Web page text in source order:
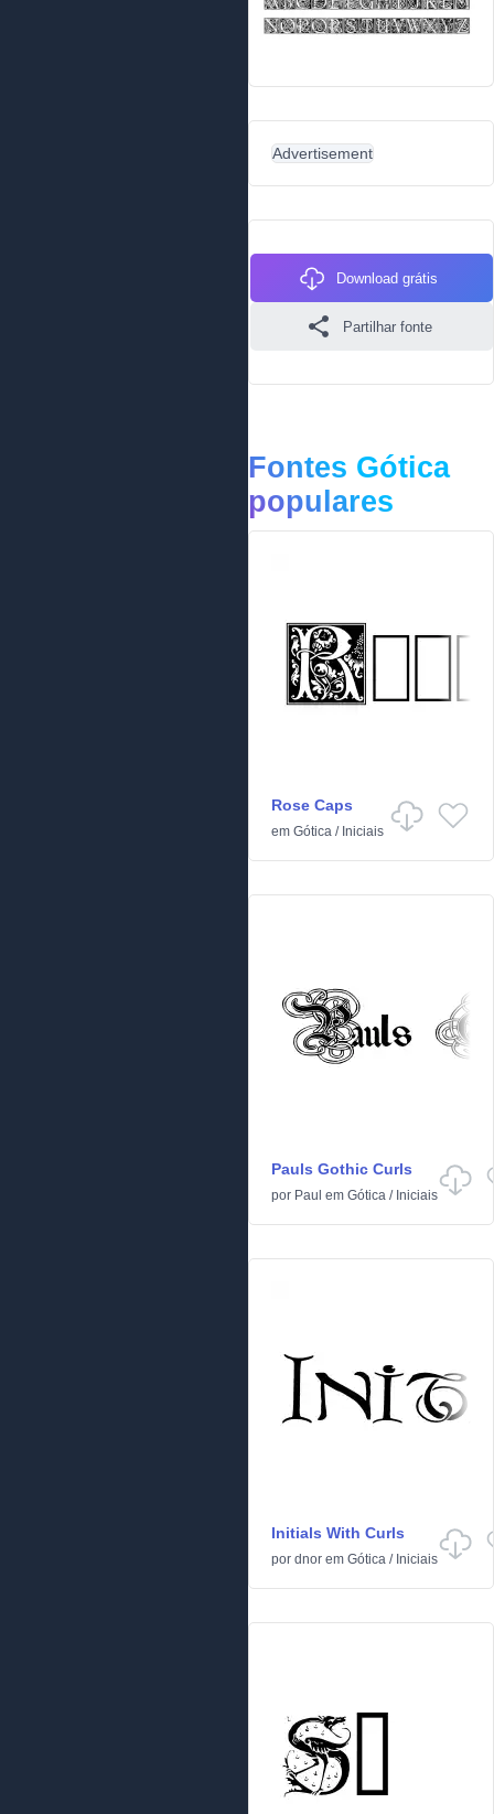
Advertisement
Download grátis
Partilhar fonte
Fontes Gótica
populares
Rose Caps
em Gótica / Iniciais
Pauls Gothic Curls
por Paul em Gótica / Iniciais
Initials With Curls
por dnor em Gótica / Iniciais